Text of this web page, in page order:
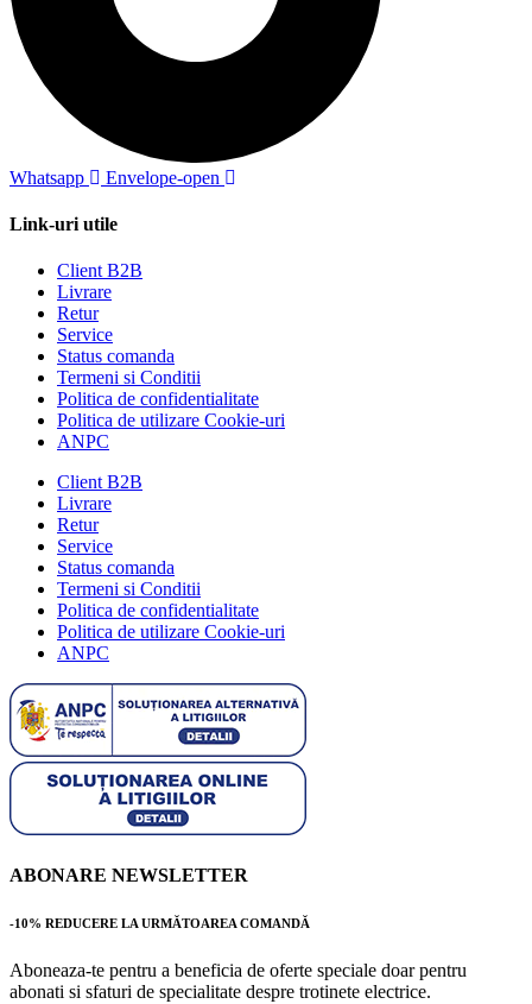
Whatsapp Envelope-open
Link-uri utile
Client B2B
Livrare
Retur
Service
Status comanda
Termeni si Conditii
Politica de confidentialitate
Politica de utilizare Cookie-uri
ANPC
Client B2B
Livrare
Retur
Service
Status comanda
Termeni si Conditii
Politica de confidentialitate
Politica de utilizare Cookie-uri
ANPC
ABONARE NEWSLETTER
-10% REDUCERE LA URMĂTOAREA COMANDĂ
Aboneaza-te pentru a beneficia de oferte speciale doar pentru
abonati si sfaturi de specialitate despre trotinete electrice.